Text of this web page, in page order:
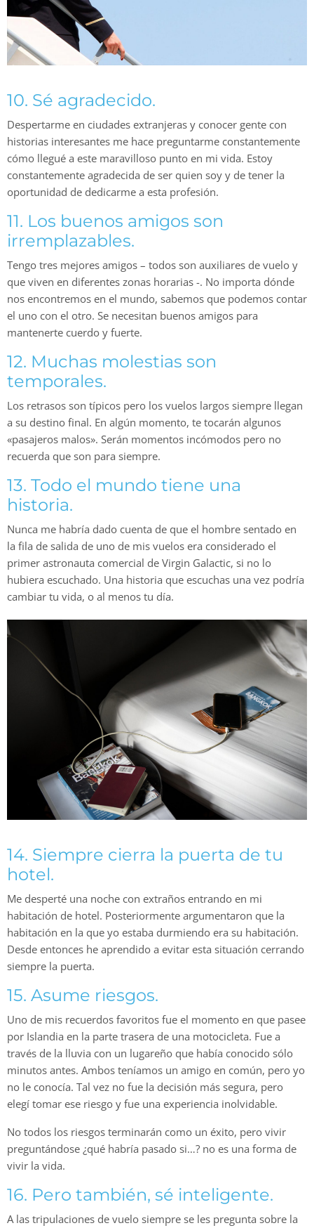
10. Sé agradecido.
Despertarme en ciudades extranjeras y conocer gente con
historias interesantes me hace preguntarme constantemente
cómo llegué a este maravilloso punto en mi vida. Estoy
constantemente agradecida de ser quien soy y de tener la
oportunidad de dedicarme a esta profesión.
11. Los buenos amigos son
irremplazables.
Tengo tres mejores amigos – todos son auxiliares de vuelo y
que viven en diferentes zonas horarias -. No importa dónde
nos encontremos en el mundo, sabemos que podemos contar
el uno con el otro. Se necesitan buenos amigos para
mantenerte cuerdo y fuerte.
12. Muchas molestias son
temporales.
Los retrasos son típicos pero los vuelos largos siempre llegan
a su destino final. En algún momento, te tocarán algunos
«pasajeros malos». Serán momentos incómodos pero no
recuerda que son para siempre.
13. Todo el mundo tiene una
historia.
Nunca me habría dado cuenta de que el hombre sentado en
la fila de salida de uno de mis vuelos era considerado el
primer astronauta comercial de Virgin Galactic, si no lo
hubiera escuchado. Una historia que escuchas una vez podría
cambiar tu vida, o al menos tu día.
14. Siempre cierra la puerta de tu
hotel.
Me desperté una noche con extraños entrando en mi
habitación de hotel. Posteriormente argumentaron que la
habitación en la que yo estaba durmiendo era su habitación.
Desde entonces he aprendido a evitar esta situación cerrando
siempre la puerta.
15. Asume riesgos.
Uno de mis recuerdos favoritos fue el momento en que pasee
por Islandia en la parte trasera de una motocicleta. Fue a
través de la lluvia con un lugareño que había conocido sólo
minutos antes. Ambos teníamos un amigo en común, pero yo
no le conocía. Tal vez no fue la decisión más segura, pero
elegí tomar ese riesgo y fue una experiencia inolvidable.
No todos los riesgos terminarán como un éxito, pero vivir
preguntándose ¿qué habría pasado si…? no es una forma de
vivir la vida.
16. Pero también, sé inteligente.
A las tripulaciones de vuelo siempre se les pregunta sobre la